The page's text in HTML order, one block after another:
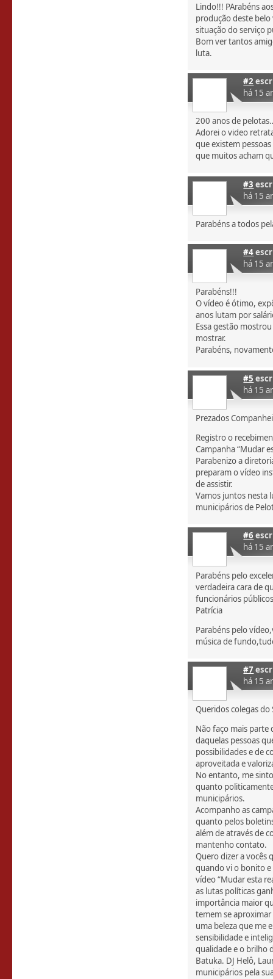
Lindo!!! PArabéns
produção deste
situação do serviço
Bom ver tantos
luta.
#2
há 15
200 anos de
Adorei o video
que existem
que muitos acham
#3
há 15
Parabéns a todos
#4
há 15
Parabéns!!!
O vídeo é ótimo,
anos lutam por
Essa gestão
mostrar.
Parabéns,
#5
há 15
Prezados
Registro o
Campanha “Mudar
Parabenizo a
preparam o vídeo
de assistir.
Vamos juntos nesta
municipários de
#6
há 15
Parabéns pelo
verdadeira cara de
funcionários
Patrícia
Parabéns pelo
música de
#7
há 15
Queridos colegas
Não faço mais parte
daquelas pessoas
possibilidades e de
aproveitada e
No entanto, me
quanto
municipários.
Acompanho as
quanto pelos
além de através de
mantenho contato.
Quero dizer a vocês
quando vi o bonito
vídeo “Mudar esta
as lutas políticas
importância maior
temem se
uma beleza que me
sensibilidade e
qualidade e o brilho
Batuka. DJ Helô,
municipários pela